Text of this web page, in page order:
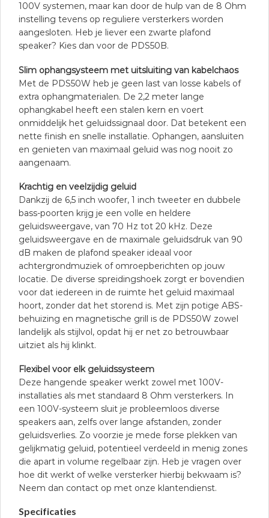
100V systemen, maar kan door de hulp van de 8 Ohm
instelling tevens op reguliere versterkers worden
aangesloten. Heb je liever een zwarte plafond
speaker? Kies dan voor de PDS50B.
Slim ophangsysteem met uitsluiting van kabelchaos
Met de PDS50W heb je geen last van losse kabels of
extra ophangmaterialen. De 2,2 meter lange
ophangkabel heeft een stalen kern en voert
onmiddelijk het geluidssignaal door. Dat betekent een
nette finish en snelle installatie. Ophangen, aansluiten
en genieten van maximaal geluid was nog nooit zo
aangenaam.
Krachtig en veelzijdig geluid
Dankzij de 6,5 inch woofer, 1 inch tweeter en dubbele
bass-poorten krijg je een volle en heldere
geluidsweergave, van 70 Hz tot 20 kHz. Deze
geluidsweergave en de maximale geluidsdruk van 90
dB maken de plafond speaker ideaal voor
achtergrondmuziek of omroepberichten op jouw
locatie. De diverse spreidingshoek zorgt er bovendien
voor dat iedereen in de ruimte het geluid maximaal
hoort, zonder dat het storend is. Met zijn potige ABS-
behuizing en magnetische grill is de PDS50W zowel
landelijk als stijlvol, opdat hij er net zo betrouwbaar
uitziet als hij klinkt.
Flexibel voor elk geluidssysteem
Deze hangende speaker werkt zowel met 100V-
installaties als met standaard 8 Ohm versterkers. In
een 100V-systeem sluit je probleemloos diverse
speakers aan, zelfs over lange afstanden, zonder
geluidsverlies. Zo voorzie je mede forse plekken van
gelijkmatig geluid, potentieel verdeeld in menig zones
die apart in volume regelbaar zijn. Heb je vragen over
hoe dit werkt of welke versterker hierbij bekwaam is?
Neem dan contact op met onze klantendienst.
Specificaties